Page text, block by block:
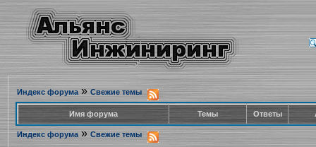
Индекс форума» Свежие темы
Имя форума Темы Ответы
Индекс форума » Свежие темы